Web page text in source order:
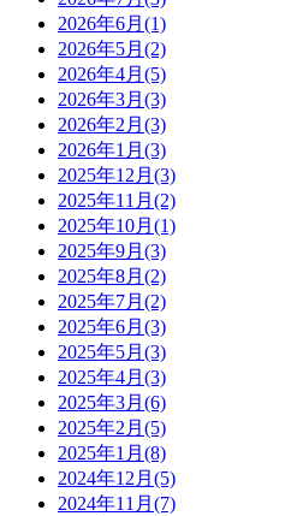
2026年6月(1)
2026年5月(2)
2026年4月(5)
2026年3月(3)
2026年2月(3)
2026年1月(3)
2025年12月(3)
2025年11月(2)
2025年10月(1)
2025年9月(3)
2025年8月(2)
2025年7月(2)
2025年6月(3)
2025年5月(3)
2025年4月(3)
2025年3月(6)
2025年2月(5)
2025年1月(8)
2024年12月(5)
2024年11月(7)